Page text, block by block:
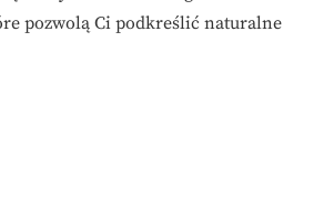
pozwolą Ci podkreślić naturalne